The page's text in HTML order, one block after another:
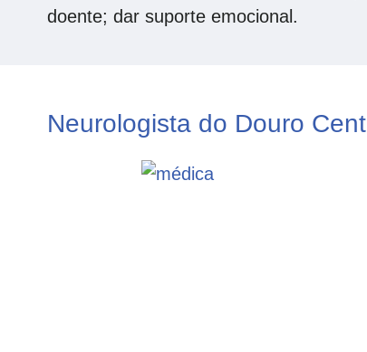
doente; dar suporte emocional.
Neurologista do Douro